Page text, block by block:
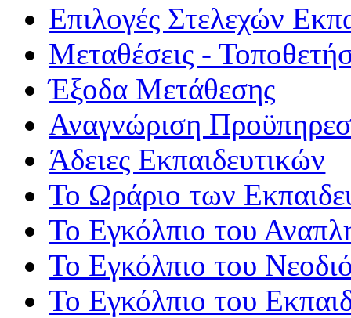
Επιλογές Στελεχών
Μεταθέσεις -
Έξοδα Μετάθεσης
Αναγνώριση
Άδειες Εκπαιδευτικών
Το Ωράριο των
Το Εγκόλπιο του
Το Εγκόλπιο του
Το Εγκόλπιο του